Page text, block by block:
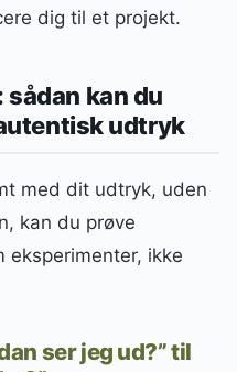
dig til et projekt.
kan du
udtryk
med dit udtryk, uden
kan du prøve
ikke
ser jeg ud?” til